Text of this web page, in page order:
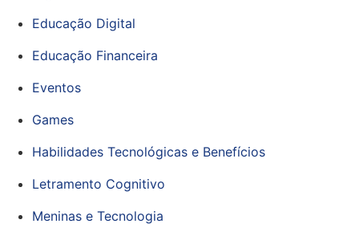
Educação Digital
Educação Financeira
Eventos
Games
Habilidades Tecnológicas e Benefícios
Letramento Cognitivo
Meninas e Tecnologia